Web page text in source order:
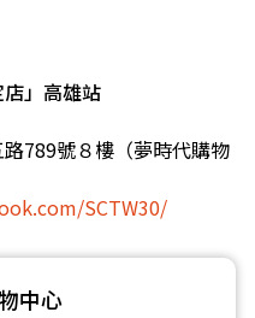
店」高雄站
789號８樓（夢時代購物
SCTW30/
中心